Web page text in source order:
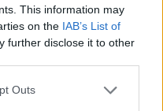
This information may
on the IAB’s List of
further disclose it to other
Outs